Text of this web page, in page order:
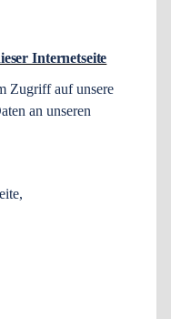
Internetseite
Zugriff auf unsere
an unseren